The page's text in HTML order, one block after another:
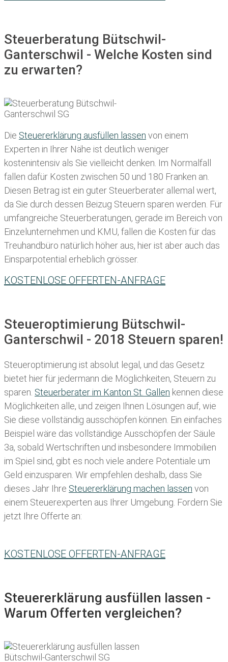
Steuerberatung Bütschwil-
Ganterschwil - Welche Kosten sind
zu erwarten?
Die Steuererklärung ausfüllen lassen von einem
Experten in Ihrer Nähe ist deutlich weniger
kostenintensiv als Sie vielleicht denken. Im Normalfall
fallen dafür Kosten zwischen 50 und 180 Franken an.
Diesen Betrag ist ein guter Steuerberater allemal wert,
da Sie durch dessen Beizug Steuern sparen werden. Für
umfangreiche Steuerberatungen, gerade im Bereich von
Einzelunternehmen und KMU, fallen die Kosten für das
Treuhandbüro natürlich höher aus, hier ist aber auch das
Einsparpotential erheblich grösser.
KOSTENLOSE OFFERTEN-ANFRAGE
Steueroptimierung Bütschwil-
Ganterschwil - 2018 Steuern sparen!
Steueroptimierung ist absolut legal, und das Gesetz
bietet hier für jedermann die Möglichkeiten, Steuern zu
sparen. Steuerberater im K anton St. Gallen kennen diese
Möglichkeiten alle, und zeigen Ihnen Lösungen auf, wie
Sie diese vollständig ausschöpfen können. Ein einfaches
Beispiel wäre das vollständige Ausschöpfen der Säule
3a, sobald Wertschriften und insbesondere Immobilien
im Spiel sind, gibt es noch viele andere Potentiale um
Geld einzusparen. Wir empfehlen deshalb, dass Sie
dieses Jahr Ihre Steuererklärung machen lassen von
einem Steuerexperten aus Ihrer Umgebung. Fordern Sie
jetzt Ihre Offerte an:
KOSTENLOSE OFFERTEN-ANFRAGE
Steuererklärung ausfüllen lassen -
Warum Offerten vergleichen?